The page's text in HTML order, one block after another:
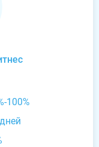
100%